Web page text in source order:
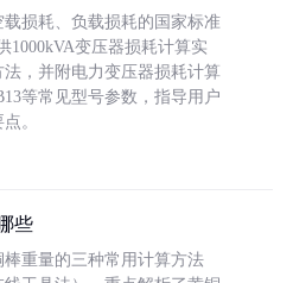
损耗、负载损耗的国家标准
1000kVA变压器损耗计算实
，并附电力变压器损耗计算
等常见型号参数，指导用户
。
些
重量的三种常用计算方法